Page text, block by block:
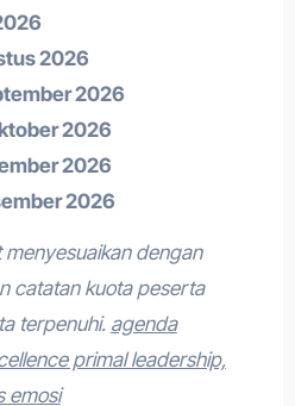
2026
2026
2026
2026
2026
dengan
catatan kuota peserta
terpenuhi. agenda
primal leadership,
emosi